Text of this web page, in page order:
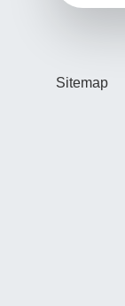
Sitemap